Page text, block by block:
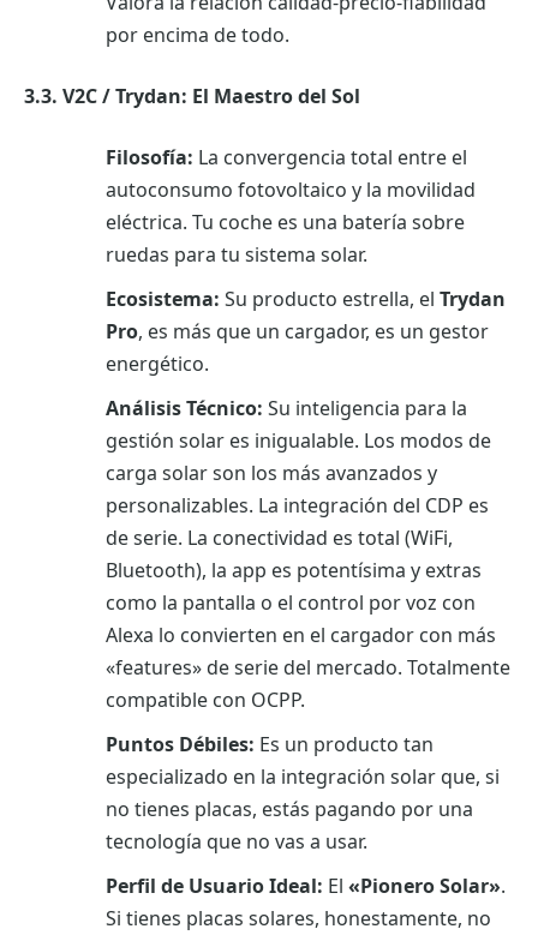
por encima de todo.
3.3. V2C / Trydan: El Maestro del Sol
Filosofía: La convergencia total entre el
autoconsumo fotovoltaico y la movilidad
eléctrica. Tu coche es una batería sobre
ruedas para tu sistema solar.
Ecosistema: Su producto estrella, el Trydan
Pro, es más que un cargador, es un gestor
energético.
Análisis Técnico: Su inteligencia para la
gestión solar es inigualable. Los modos de
carga solar son los más avanzados y
personalizables. La integración del CDP es
de serie. La conectividad es total (WiFi,
Bluetooth), la app es potentísima y extras
como la pantalla o el control por voz con
Alexa lo convierten en el cargador con más
«features» de serie del mercado. Totalmente
compatible con OCPP.
Puntos Débiles: Es un producto tan
especializado en la integración solar que, si
no tienes placas, estás pagando por una
tecnología que no vas a usar.
Perfil de Usuario Ideal: El «Pionero Solar».
Si tienes placas solares, honestamente, no